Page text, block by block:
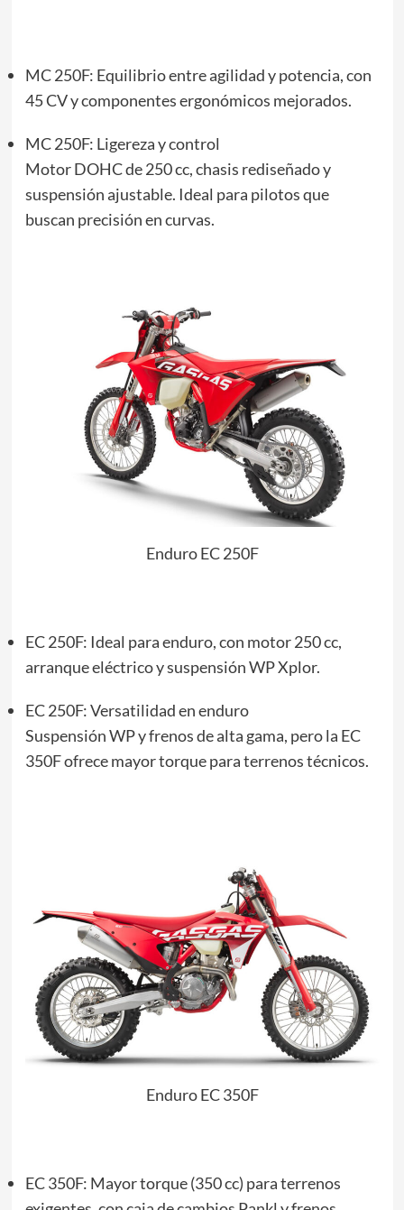
MC 250F: Equilibrio entre agilidad y potencia, con
45 CV y componentes ergonómicos mejorados.
MC 250F: Ligereza y control
Motor DOHC de 250 cc, chasis rediseñado y
suspensión ajustable. Ideal para pilotos que
buscan precisión en curvas.
Enduro EC 250F
EC 250F: Ideal para enduro, con motor 250 cc,
arranque eléctrico y suspensión WP Xplor.
EC 250F: Versatilidad en enduro
Suspensión WP y frenos de alta gama, pero la EC
350F ofrece mayor torque para terrenos técnicos.
Enduro EC 350F
EC 350F: Mayor torque (350 cc) para terrenos